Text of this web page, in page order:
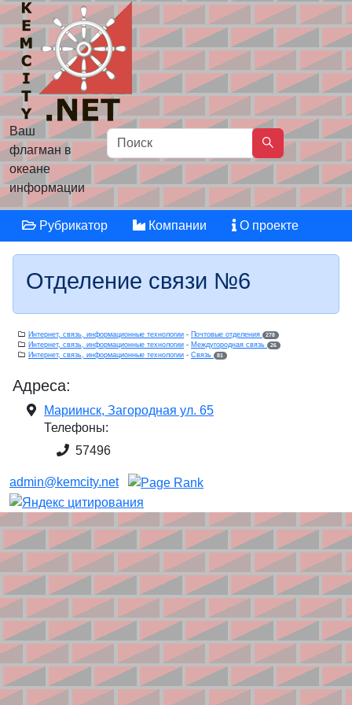
Ваш
флагман в
океане
информации
Рубрикатор Компании О проекте
Отделение связи №6
Интернет, связь, информационные технологии - Почтовые отделения 278
Интернет, связь, информационные технологии - Междугородная связь 26
Интернет, связь, информационные технологии - Связь 81
Адреса:
Мариинск, Загородная ул. 65
Телефоны:
57496
admin@kemcity.net